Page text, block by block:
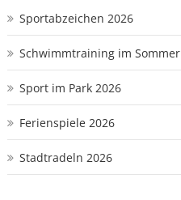
Sportabzeichen 2026
Schwimmtraining im Sommer
Sport im Park 2026
Ferienspiele 2026
Stadtradeln 2026